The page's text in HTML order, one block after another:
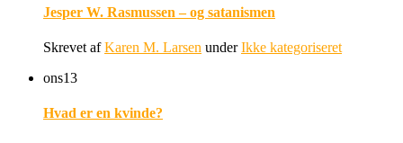
Jesper W. Rasmussen – og satanismen
Skrevet afKaren M. Larsen underIkke kategoriseret
ons13
Hvad er en kvinde?